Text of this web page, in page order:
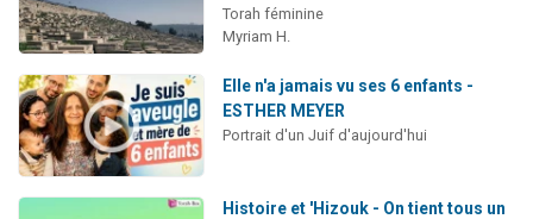
Torah féminine
Myriam H.
Elle n'a jamais vu ses 6 enfants -
ESTHER MEYER
Portrait d'un Juif d'aujourd'hui
Histoire et 'Hizouk - On tient tous un